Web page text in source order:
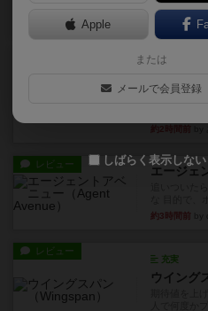
街は各プレ
約2時間前 by
画像付き
ざりかに
約2時間前
レビュー エージェ
約3時間前
レビュー
充実
ウイング
Apple
または
メールで会員登録
しばらく表示しない